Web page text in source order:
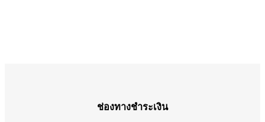
ช่องทางชำระเงิน